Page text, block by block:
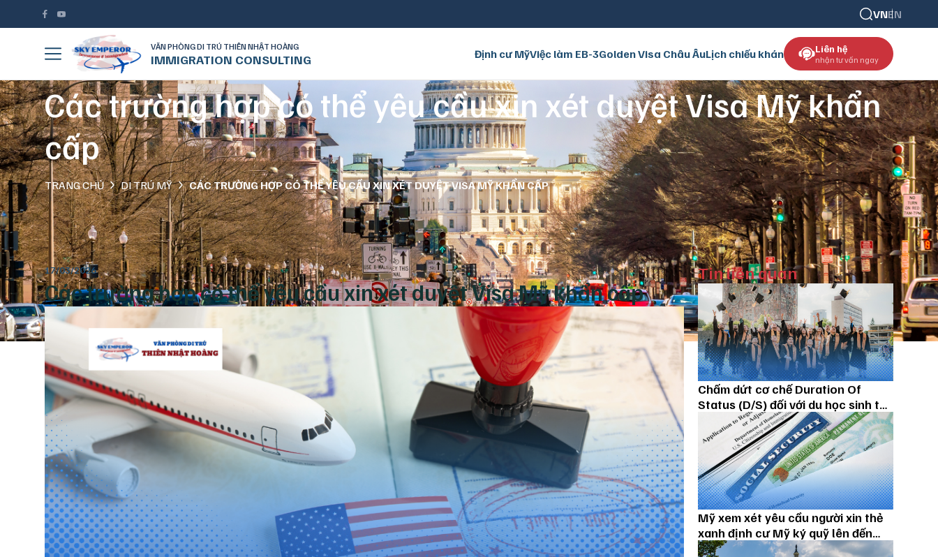
VNEN
VĂN PHÒNG DI TRÚ THIÊN NHẬT HOÀNG
IMMIGRATION CONSULTING Định cư MỹViệc làm EB-3Golden Visa Châu ÂuLịch chiếu khán Liên hệ
nhận tư vấn ngay
Các trường hợp có thể yêu cầu xin xét duyệt Visa Mỹ khẩn
cấp
TRANG CHỦ DI TRÚ MỸ CÁC TRƯỜNG HỢP CÓ THỂ YÊU CẦU XIN XÉT DUYỆT VISA MỸ KHẨN CẤP
17/03/2026
Các trường hợp có thể yêu cầu xin xét duyệt Visa Mỹ khẩn cấp
Tin liên quan
Chấm dứt cơ chế Duration Of
Status (D/S) đối với du học sinh từ
15/09/2026
Mỹ xem xét yêu cầu người xin thẻ
xanh định cư Mỹ ký quỹ lên đến
100.000 USD